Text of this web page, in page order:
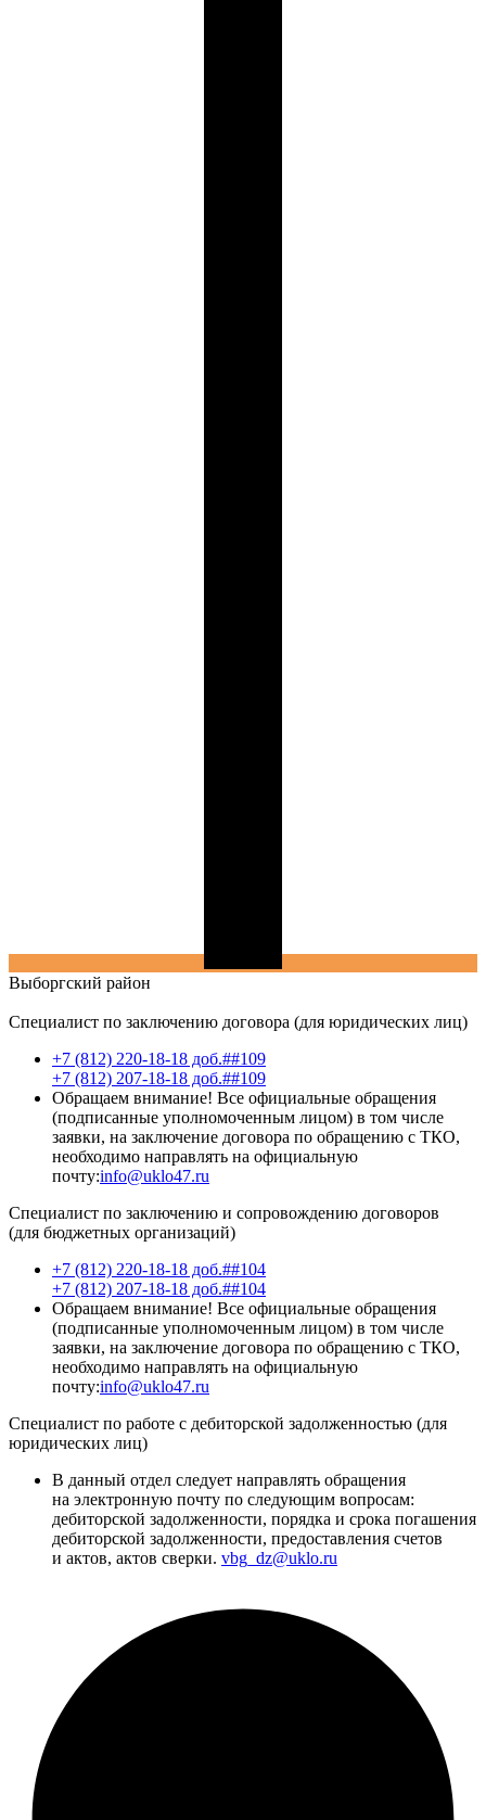
Выборгский район
Специалист по заключению договора (для юридических лиц)
+7 (812) 220-18-18 доб.##109
+7 (812) 207-18-18 доб.##109
Обращаем внимание! Все официальные обращения
(подписанные уполномоченным лицом) в том числе
заявки, на заключение договора по обращению с ТКО,
необходимо направлять на официальную
почту:info@uklo47.ru
Специалист по заключению и сопровождению договоров
(для бюджетных организаций)
+7 (812) 220-18-18 доб.##104
+7 (812) 207-18-18 доб.##104
Обращаем внимание! Все официальные обращения
(подписанные уполномоченным лицом) в том числе
заявки, на заключение договора по обращению с ТКО,
необходимо направлять на официальную
почту:info@uklo47.ru
Специалист по работе с дебиторской задолженностью (для
юридических лиц)
В данный отдел следует направлять обращения
на электронную почту по следующим вопросам:
дебиторской задолженности, порядка и срока погашения
дебиторской задолженности, предоставления счетов
и актов, актов сверки. vbg_dz@uklo.ru